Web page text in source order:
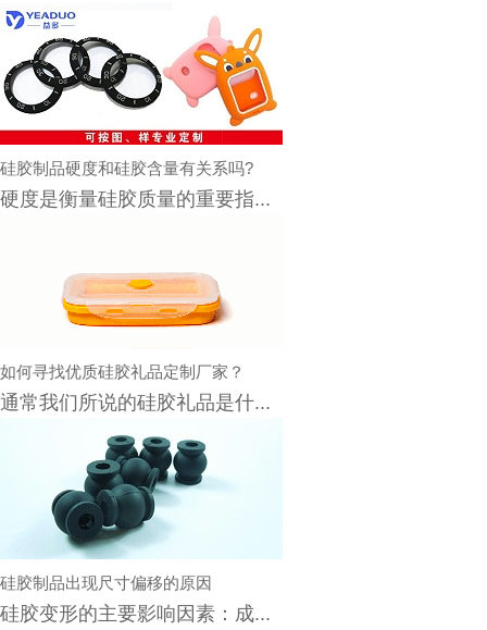
硅胶制品硬度和硅胶含量有关系吗?
硬度是衡量硅胶质量的重要指...
如何寻找优质硅胶礼品定制厂家？
通常我们所说的硅胶礼品是什...
硅胶制品出现尺寸偏移的原因
硅胶变形的主要影响因素：成...